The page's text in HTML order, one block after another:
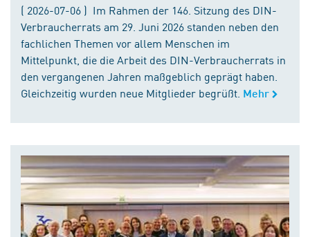
( 2026-07-06 ) Im Rahmen der 146. Sitzung des DIN-
Verbraucherrats am 29. Juni 2026 standen neben den
fachlichen Themen vor allem Menschen im
Mittelpunkt, die die Arbeit des DIN-Verbraucherrats in
den vergangenen Jahren maßgeblich geprägt haben.
Gleichzeitig wurden neue Mitglieder begrüßt. Mehr